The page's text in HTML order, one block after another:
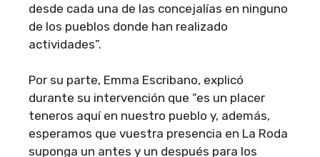
desde cada una de las concejalías en ninguno
de los pueblos donde han realizado
actividades”.
Por su parte, Emma Escribano, explicó
durante su intervención que “es un placer
teneros aquí en nuestro pueblo y, además,
esperamos que vuestra presencia en La Roda
suponga un antes y un después para los